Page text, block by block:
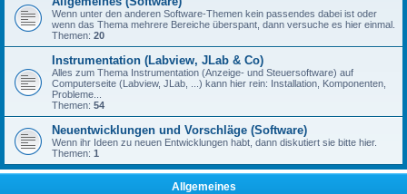
Wenn unter den anderen Software-Themen kein passendes dabei ist oder
wenn das Thema mehrere Bereiche überspant, dann versuche es hier einmal.
Themen: 20
Instrumentation (Labview, JLab & Co)
Alles zum Thema Instrumentation (Anzeige- und Steuersoftware) auf
Computerseite (Labview, JLab, ...) kann hier rein: Installation, Komponenten,
Probleme...
Themen: 54
Neuentwicklungen und Vorschläge (Software)
Wenn ihr Ideen zu neuen Entwicklungen habt, dann diskutiert sie bitte hier.
Themen: 1
Allgemeines